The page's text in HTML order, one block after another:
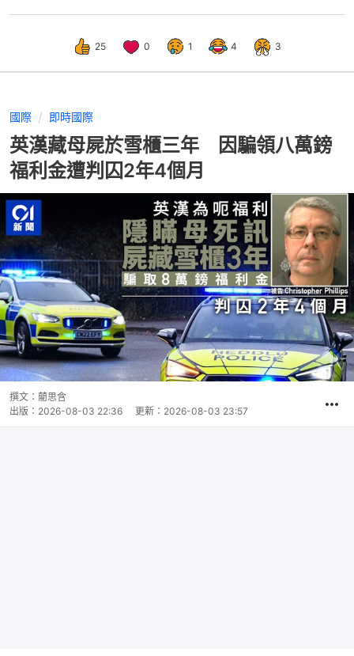
25 0 1 4 3
國際 即時國際
英漢藏母屍於雪櫃三年 因騙領八萬鎊
福利金遭判囚2年4個月
撰文： 藺思含
出版： 2026-08-03 22:36 更新： 2026-08-03 23:57